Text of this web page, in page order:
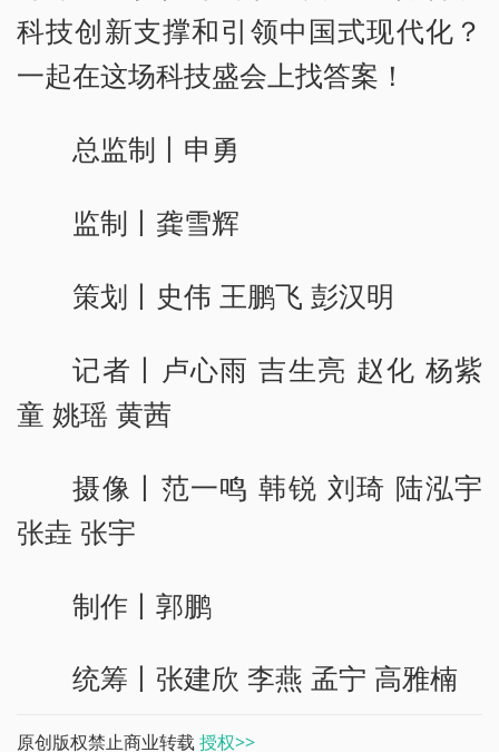
科技创新支撑和引领中国式现代化？
一起在这场科技盛会上找答案！
总监制丨申勇
监制丨龚雪辉
策划丨史伟 王鹏飞 彭汉明
记者丨卢心雨 吉生亮 赵化 杨紫
童 姚瑶 黄茜
摄像丨范一鸣 韩锐 刘琦 陆泓宇
张垚 张宇
制作丨郭鹏
统筹丨张建欣 李燕 孟宁 高雅楠
原创版权禁止商业转载授权>>